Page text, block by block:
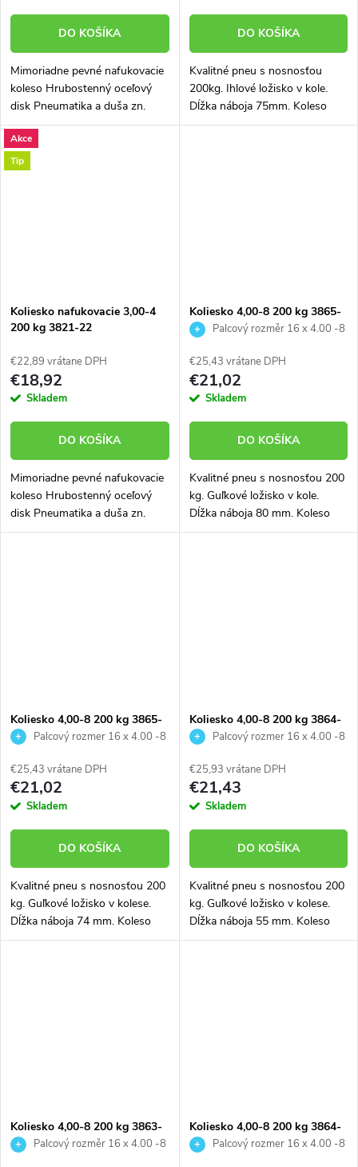
DO KOŠÍKA
Mimoriadne pevné nafukovacie
koleso Hrubostenný oceľový
disk Pneumatika a duša zn.
DELI s vysokým podielom
kaučuku Vyniká veľmi dlhou
životnosťou pneumatiky, duše,
DO KOŠÍKA
Kvalitné pneu s nosnosťou
200kg. Ihlové ložisko v kole.
Dĺžka náboja 75mm. Koleso
vhodné aj na stavebný fúrik
Akce
Tip
Koliesko nafukovacie 3,00-4
200 kg 3821-22
€22,89 vrátane DPH
€18,92
Skladem
DO KOŠÍKA
Mimoriadne pevné nafukovacie
koleso Hrubostenný oceľový
disk Pneumatika a duša zn.
DELI s vysokým podielom
Koliesko 4,00-8 200 kg 3865-
01
Palcový rozměr 16 x 4.00 -8
€25,43 vrátane DPH
€21,02
Skladem
DO KOŠÍKA
Kvalitné pneu s nosnosťou 200
kg. Guľkové ložisko v kole.
Dĺžka náboja 80 mm. Koleso
vhodné aj na stavebný fúrik
Koliesko 4,00-8 200 kg 3865-
42
Palcový rozmer 16 x 4.00 -8
€25,43 vrátane DPH
€21,02
Skladem
DO KOŠÍKA
Kvalitné pneu s nosnosťou 200
kg. Guľkové ložisko v kolese.
Dĺžka náboja 74 mm. Koleso
vhodné aj na stavebný fúrik
Koliesko 4,00-8 200 kg 3864-
06
Palcový rozmer 16 x 4.00 -8
€25,93 vrátane DPH
€21,43
Skladem
DO KOŠÍKA
Kvalitné pneu s nosnosťou 200
kg. Guľkové ložisko v kolese.
Dĺžka náboja 55 mm. Koleso
vhodné aj na stavebný fúrik
Koliesko 4,00-8 200 kg 3863-
04
Palcový rozměr 16 x 4.00 -8
Koliesko 4,00-8 200 kg 3864-
02
Palcový rozmer 16 x 4.00 -8